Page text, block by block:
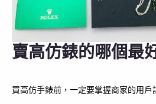
賣高仿錶的哪個最
買高仿手錶前，一定要掌握商家的用